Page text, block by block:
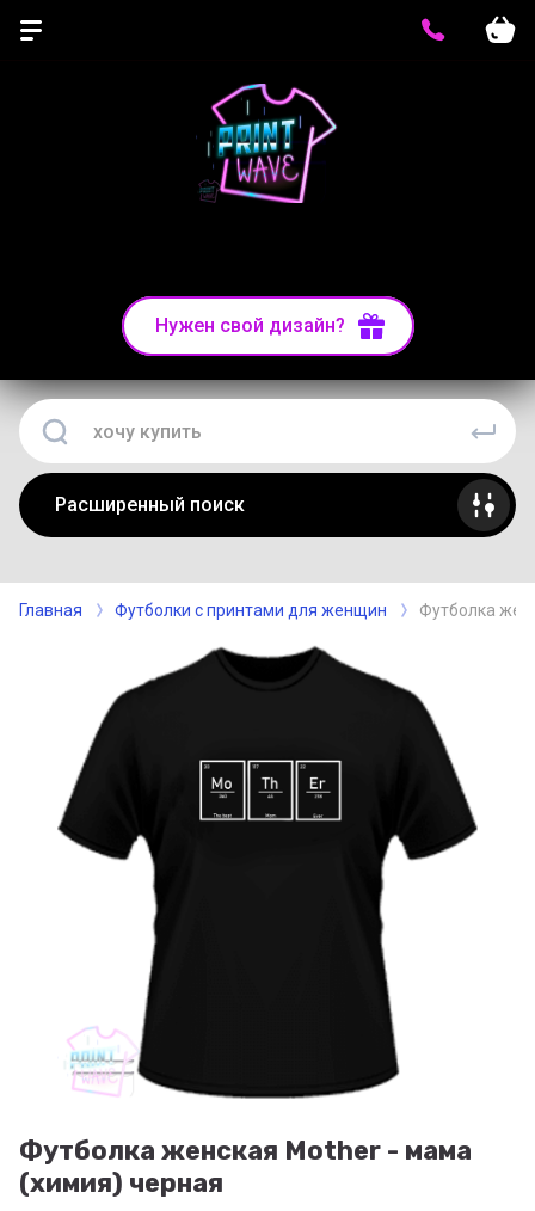
Нужен свой дизайн?
Расширенный поиск
Главная Футболки с принтами для женщин Футболка
Футболка женская Mother - мама
(химия) черная